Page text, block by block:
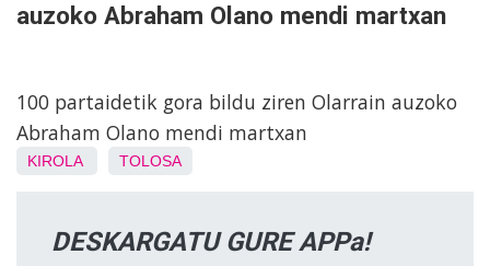
auzoko Abraham Olano mendi martxan
100 partaidetik gora bildu ziren Olarrain auzoko
Abraham Olano mendi martxan
KIROLA TOLOSA
DESKARGATU GURE APPa!